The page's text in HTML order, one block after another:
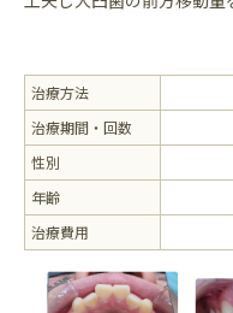
治療方法
治療期間・回数
性別
年齢
治療費用